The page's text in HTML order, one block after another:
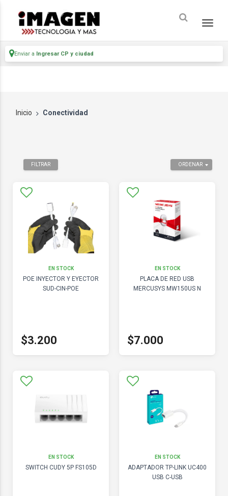
Enviar a Ingresar CP y ciudad
Inicio Conectividad
ORDENAR
FILTRAR
EN STOCK
POE INYECTOR Y EYECTOR
SUD-CIN-POE
$3.200
EN STOCK
PLACA DE RED USB
MERCUSYS MW150US N
$7.000
EN STOCK
SWITCH CUDY 5P FS105D
EN STOCK
ADAPTADOR TP-LINK UC400
USB C-USB